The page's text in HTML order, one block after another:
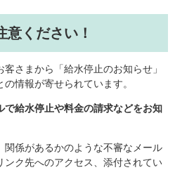
ください！
さまから「給水停止のお知らせ」
情報が寄せられています。
給水停止や料金の請求などをお知
関係があるかのような不審なメール
ンク先へのアクセス、添付されてい